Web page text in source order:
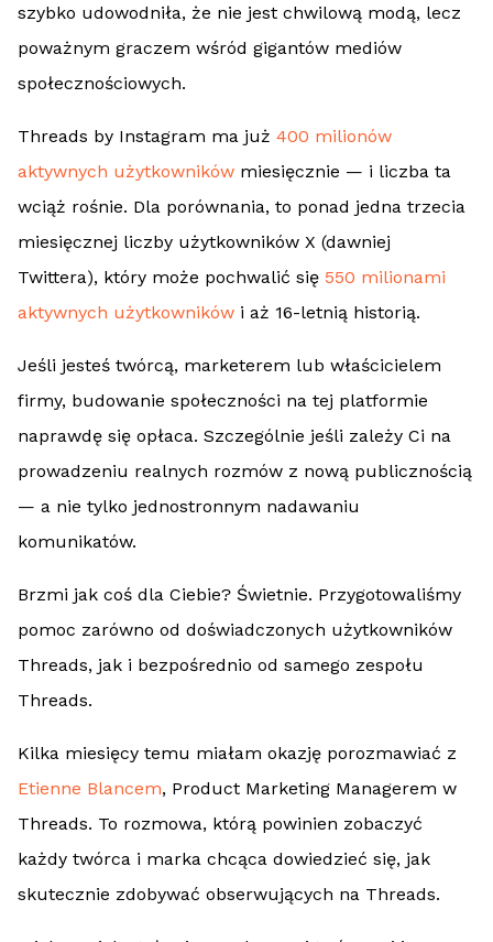
szybko udowodniła, że nie jest chwilową modą, lecz
poważnym graczem wśród gigantów mediów
społecznościowych.
Threads by Instagram ma już 400 milionów
aktywnych użytkowników miesięcznie — i liczba ta
wciąż rośnie. Dla porównania, to ponad jedna trzecia
miesięcznej liczby użytkowników X (dawniej
Twittera), który może pochwalić się 550 milionami
aktywnych użytkowników i aż 16-letnią historią.
Jeśli jesteś twórcą, marketerem lub właścicielem
firmy, budowanie społeczności na tej platformie
naprawdę się opłaca. Szczególnie jeśli zależy Ci na
prowadzeniu realnych rozmów z nową publicznością
— a nie tylko jednostronnym nadawaniu
komunikatów.
Brzmi jak coś dla Ciebie? Świetnie. Przygotowaliśmy
pomoc zarówno od doświadczonych użytkowników
Threads, jak i bezpośrednio od samego zespołu
Threads.
Kilka miesięcy temu miałam okazję porozmawiać z
Etienne Blancem, Product Marketing Managerem w
Threads. To rozmowa, którą powinien zobaczyć
każdy twórca i marka chcąca dowiedzieć się, jak
skutecznie zdobywać obserwujących na Threads.